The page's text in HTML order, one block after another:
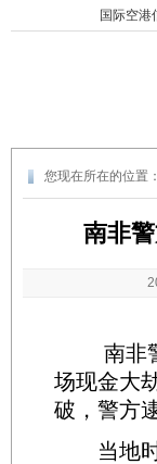
国际空港
您现在所在的位置：
南非
南非警
场现金大
破，警方
当地时